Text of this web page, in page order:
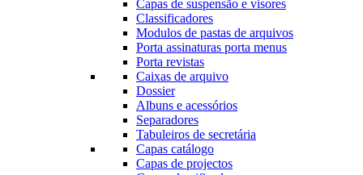
Capas de suspensão e visores
Classificadores
Modulos de pastas de arquivos
Porta assinaturas porta menus
Porta revistas
Caixas de arquivo
Dossier
Albuns e acessórios
Separadores
Tabuleiros de secretária
Capas catálogo
Capas de projectos